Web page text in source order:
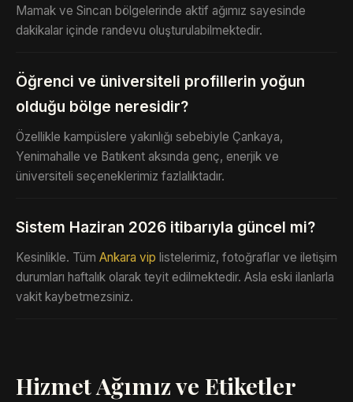
Mamak ve Sincan bölgelerinde aktif ağımız sayesinde
dakikalar içinde randevu oluşturulabilmektedir.
Öğrenci ve üniversiteli profillerin yoğun
olduğu bölge neresidir?
Özellikle kampüslere yakınlığı sebebiyle Çankaya,
Yenimahalle ve Batıkent aksında genç, enerjik ve
üniversiteli seçeneklerimiz fazlalıktadır.
Sistem Haziran 2026 itibarıyla güncel mi?
Kesinlikle. Tüm Ankara vip listelerimiz, fotoğraflar ve iletişim
durumları haftalık olarak teyit edilmektedir. Asla eski ilanlarla
vakit kaybetmezsiniz.
Hizmet Ağımız ve Etiketler